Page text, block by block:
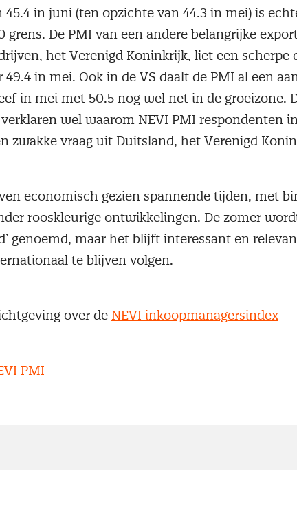
45.4 in juni (ten opzichte van 44.3 in mei) is
grens. De PMI van een andere belangrijke
het Verenigd Koninkrijk, liet een scherpe
49.4 in mei. Ook in de VS daalt de PMI al een
in mei met 50.5 nog wel net in de groeizone.
wel waarom NEVI PMI respondenten
zwakke vraag uit Duitsland, het Verenigd
economisch gezien spannende tijden, met
rooskleurige ontwikkelingen. De zomer
genoemd, maar het blijft interessant en
te blijven volgen.
over de NEVI inkoopmanagersindex
PMI